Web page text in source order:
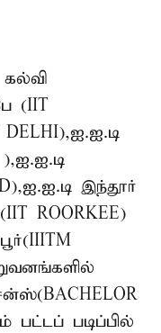
கல்வி
(IIT
இந்தூர்
ROORKEE)
பட்டப் படிப்பில்